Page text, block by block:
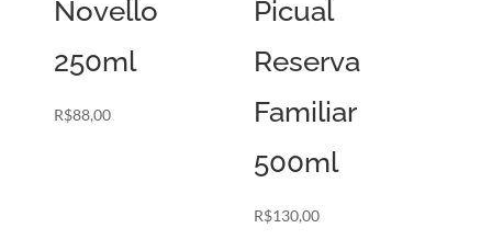
Novello
250ml
R$88,00
Picual
Reserva
Familiar
500ml
R$130,00